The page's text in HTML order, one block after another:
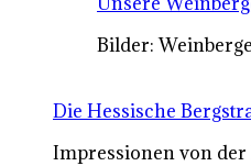
Bilder:
Die Hessische
Impressionen von der